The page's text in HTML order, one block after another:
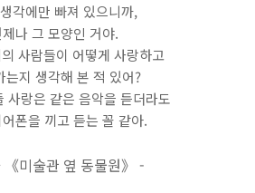
각에만 빠져 있으니까,
제나 그 모양인 거야.
사람들이 어떻게 사랑하고
는지 생각해 본 적 있어?
사랑은 같은 음악을 듣더라도
폰을 끼고 듣는 꼴 같아.
미술관 옆 동물원》 -